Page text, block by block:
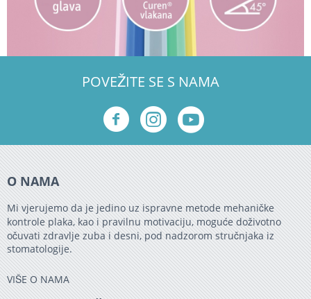
POVEŽITE SE S NAMA
O NAMA
Mi vjerujemo da je jedino uz ispravne metode mehaničke
kontrole plaka, kao i pravilnu motivaciju, moguće doživotno
očuvati zdravlje zuba i desni, pod nadzorom stručnjaka iz
stomatologije.
VIŠE O NAMA